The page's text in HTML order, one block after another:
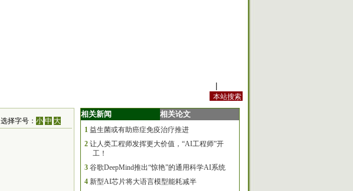
选择字号：小 中 大
相关新闻 相关论文
1 益生菌或有助癌症免疫治疗推进
2 让人类工程师发挥更大价值，“AI工程师”开
工！
3 谷歌DeepMind推出“惊艳”的通用科学AI系统
4 新型AI芯片将大语言模型能耗减半